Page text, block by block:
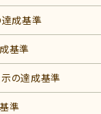
達成基準
基準
の達成基準
準